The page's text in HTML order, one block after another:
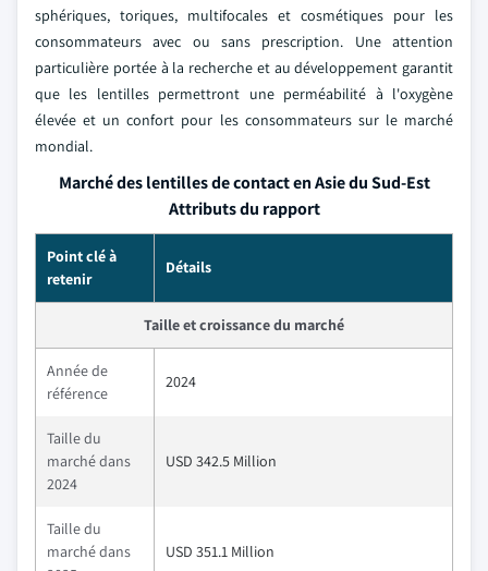
sphériques, toriques, multifocales et cosmétiques pour les
consommateurs avec ou sans prescription. Une attention
particulière portée à la recherche et au développement garantit
que les lentilles permettront une perméabilité à l'oxygène
élevée et un confort pour les consommateurs sur le marché
mondial.
Marché des lentilles de contact en Asie du Sud-Est
Attributs du rapport
Point clé à
retenir
Détails
Taille et croissance du marché
Année de
référence
2024
Taille du
marché dans
2024
USD 342.5 Million
Taille du
marché dans
USD 351.1 Million